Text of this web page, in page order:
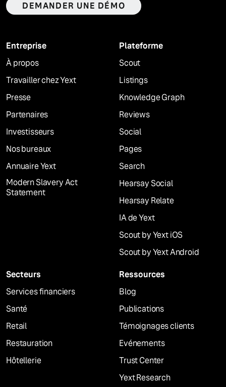
DEMANDER UNE DÉMO
Entreprise
À propos
Travailler chez Yext
Presse
Partenaires
Investisseurs
Nos bureaux
Annuaire Yext
Modern Slavery Act
Statement
Plateforme
Scout
Listings
Knowledge Graph
Reviews
Social
Pages
Search
Hearsay Social
Hearsay Relate
IA de Yext
Scout by Yext iOS
Scout by Yext Android
Secteurs
Services financiers
Santé
Retail
Restauration
Hôtellerie
Ressources
Blog
Publications
Témoignages clients
Evénements
Trust Center
Yext Research